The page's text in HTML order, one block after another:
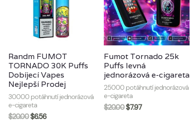
Randm FUMOT
TORNADO 30K Puffs
Dobíjecí Vapes
Nejlepší Prodej
30000 potáhnutí jednorázová
e-cigareta
$20.00$6.56
Fumot Tornado 25k
Puffs levná
jednorázová e-cigareta
25000 potáhnutí jednorázová
e-cigareta
$20.00$7.97